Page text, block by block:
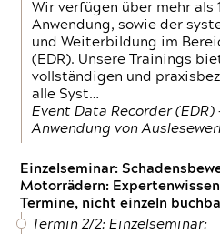
Wir verfügen über mehr als
Anwendung, sowie der
und Weiterbildung im
(EDR). Unsere Trainings
vollständigen und
alle Syst…
Event Data Recorder (EDR)
Anwendung von
Einzelseminar:
Motorrädern:
Termine, nicht einzeln
Termin 2/2: Einzelseminar: